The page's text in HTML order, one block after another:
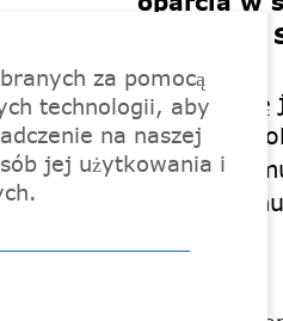
ZADBAJ O
ZDROWIE
Dowiedz się
ulegać
i domowemu
za pomocą
technologii, aby
na naszej
jej użytkowania i